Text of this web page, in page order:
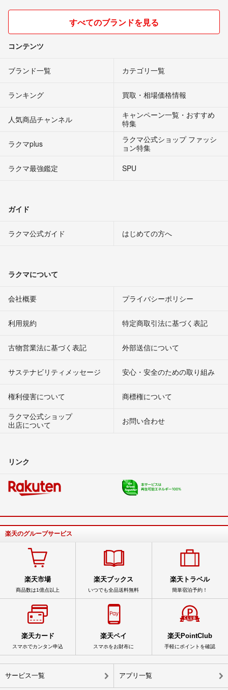
すべてのブランドを見る
コンテンツ
ブランド一覧 カテゴリ一覧
ランキング 買取・相場価格情報
人気商品チャンネル
キャンペーン一覧・おすすめ
特集
ラクマplus
ラクマ公式ショップ ファッシ
ョン特集
ラクマ最強鑑定
SPU
ガイド
ラクマ公式ガイド はじめての方へ
ラクマについて
会社概要 プライバシーポリシー
利用規約 特定商取引法に基づく表記
古物営業法に基づく表記 外部送信について
サステナビリティメッセージ 安心・安全のための取り組み
権利侵害について
商標権について
ラクマ公式ショップ
出店について
お問い合わせ
リンク
楽天のグループサービス
楽天市場
商品数は1億点以上
楽天ブックス
いつでも全品送料無料
楽天トラベル
簡単宿泊予約！
楽天カード
スマホでカンタン申込
楽天ペイ
スマホをお財布に
楽天PointClub
手軽にポイントを確認
サービス一覧 アプリ一覧